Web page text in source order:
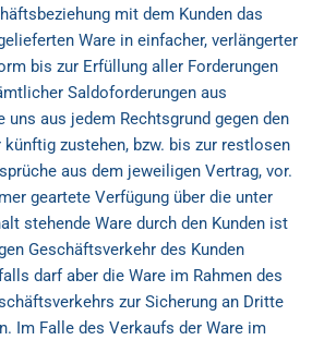
mit dem Kunden das
Ware in einfacher, verlängerter
bis zur Erfüllung aller Forderungen
Saldoforderungen aus
uns aus jedem Rechtsgrund gegen den
künftig zustehen, bzw. bis zur restlosen
aus dem jeweiligen Vertrag, vor.
geartete Verfügung über die unter
stehende Ware durch den Kunden ist
Geschäftsverkehr des Kunden
darf aber die Ware im Rahmen des
zur Sicherung an Dritte
Im Falle des Verkaufs der Ware im